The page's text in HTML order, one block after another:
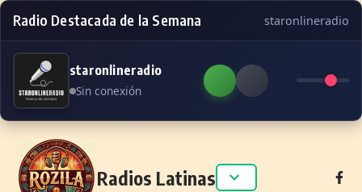
Radio Destacada de la Semana staronlineradio
staronlineradio
Sin conexión
Skip to content
Radios Latinas